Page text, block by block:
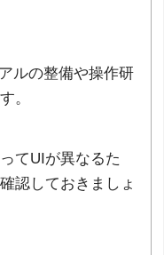
ルの整備や操作研
。
てUIが異なるた
認しておきましょ